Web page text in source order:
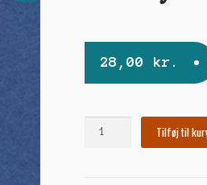
28,00 kr.
Tilføj til